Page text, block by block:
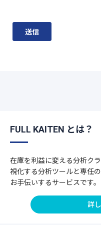
FULL KAITEN とは？
在庫を利益に変える分析ク
視化する分析ツールと専任
お手伝いするサービスです。
詳